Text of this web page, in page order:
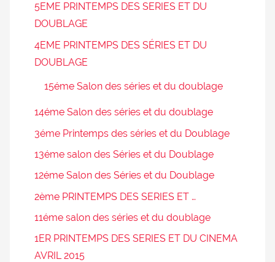
5EME PRINTEMPS DES SERIES ET DU
DOUBLAGE
4EME PRINTEMPS DES SÉRIES ET DU
DOUBLAGE
15éme Salon des séries et du doublage
14éme Salon des séries et du doublage
3éme Printemps des séries et du Doublage
13éme salon des Séries et du Doublage
12éme Salon des Séries et du Doublage
2ème PRINTEMPS DES SERIES ET …
11éme salon des séries et du doublage
1ER PRINTEMPS DES SERIES ET DU CINEMA
AVRIL 2015